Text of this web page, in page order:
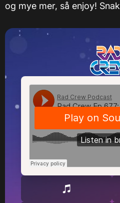
og mye mer, så enjoy!